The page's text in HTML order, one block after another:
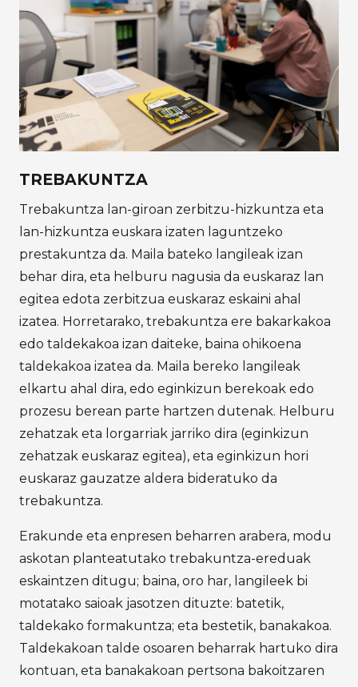
TREBAKUNTZA
Trebakuntza lan-giroan zerbitzu-hizkuntza eta
lan-hizkuntza euskara izaten laguntzeko
prestakuntza da. Maila bateko langileak izan
behar dira, eta helburu nagusia da euskaraz lan
egitea edota zerbitzua euskaraz eskaini ahal
izatea. Horretarako, trebakuntza ere bakarkakoa
edo taldekakoa izan daiteke, baina ohikoena
taldekakoa izatea da. Maila bereko langileak
elkartu ahal dira, edo eginkizun berekoak edo
prozesu berean parte hartzen dutenak. Helburu
zehatzak eta lorgarriak jarriko dira (eginkizun
zehatzak euskaraz egitea), eta eginkizun hori
euskaraz gauzatze aldera bideratuko da
trebakuntza.
Erakunde eta enpresen beharren arabera, modu
askotan planteatutako trebakuntza-ereduak
eskaintzen ditugu; baina, oro har, langileek bi
motatako saioak jasotzen dituzte: batetik,
taldekako formakuntza; eta bestetik, banakakoa.
Taldekakoan talde osoaren beharrak hartuko dira
kontuan, eta banakakoan pertsona bakoitzaren